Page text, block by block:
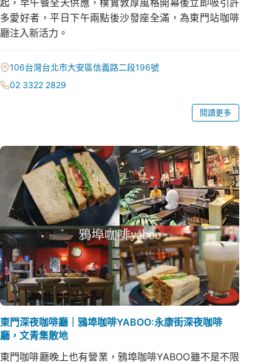
多愛好者，平日下午兩點後沙發座全滿，為東門站咖啡
廳注入新活力。
106台灣台北市大安區信義路二段196號
02 3322 2829
閱讀更多
東門深夜咖啡廳｜鴉埠咖啡YABOO:永康街深夜咖啡
廳，文青集散地
東門咖啡廳晚上也有營業，鴉埠咖啡YABOO雖不是不限